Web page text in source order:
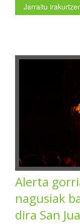
Jarraitu
Alerta
nagusiak
dira San